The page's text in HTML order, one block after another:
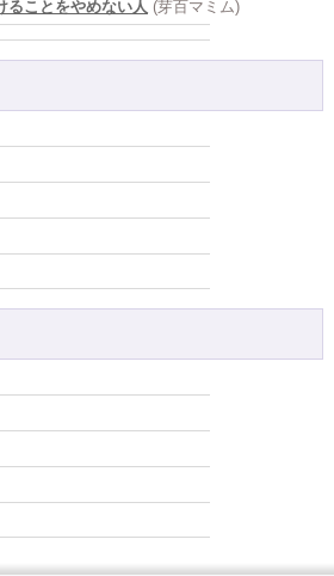
ることをやめない人 (芽百マミム)
繰り返すあなたへ (紅月Luru)
えてくれた、"積み重ねた先にある豊か
めてみました。届いた 一通のメッセー
の軸を持ちながら、世界と対話する日
の中の回路がひらく｜好奇心を持ち続け
消さずに、調和を育てる日
悔は消せないけれど未来を変えていくこと
-)